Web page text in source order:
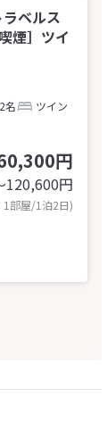
ベルス
煙］ツイ
2名
ツイン
円
120,600円
1部屋/1泊2日)